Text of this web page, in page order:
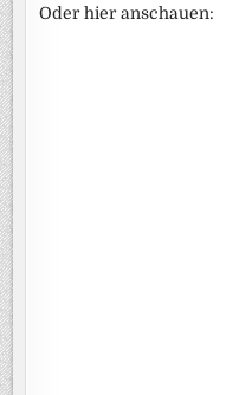
Oder hier anschauen: